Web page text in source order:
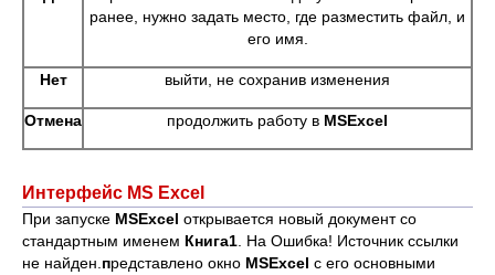
ранее, нужно задать место, где разместить файл, и
его имя.
Нет выйти, не сохранив изменения
Отмена продолжить работу в MSExcel
Интерфейс MS Excel
При запуске MSExcel открывается новый документ со
стандартным именем Книга1 . На Ошибка! Источник ссылки
не найден. представлено окно MSExcel с его основными